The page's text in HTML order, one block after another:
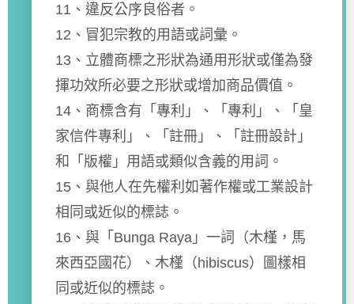
11、違反公序良俗者。
12、冒犯宗教的用語或詞彙。
13、立體商標之形狀為通用形狀或僅為發
揮功效所必要之形狀或增加商品價值。
14、商標含有「專利」、「專利」、「皇
家信件專利」、「註冊」、「註冊設計」
和「版權」用語或類似含義的用詞。
15、與他人在先權利如著作權或工業設計
相同或近似的標誌。
16、與「Bunga Raya」一詞（木槿，馬
來西亞國花）、木槿（hibiscus）圖樣相
同或近似的標誌。